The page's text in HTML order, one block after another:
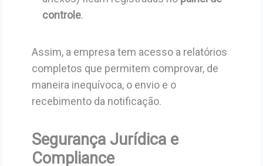
controle.
Assim, a empresa tem acesso a relatórios
completos que permitem comprovar, de
maneira inequívoca, o envio e o
recebimento da notificação.
Segurança Jurídica e
Compliance